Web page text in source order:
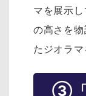
マを展示
の高さを
たジオラマ
③「